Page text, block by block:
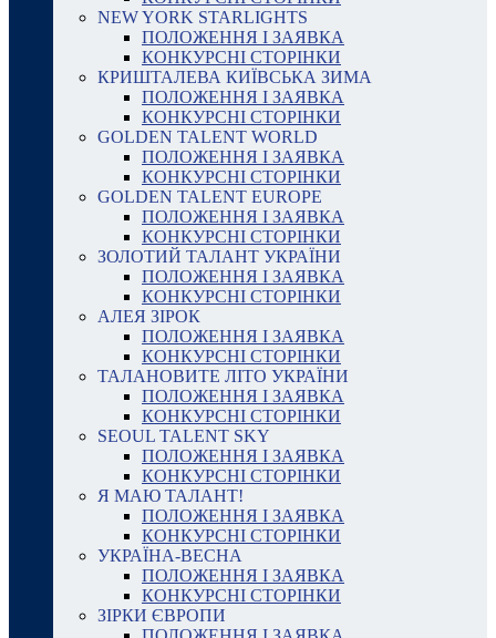
NEW YORK STARLIGHTS
ПОЛОЖЕННЯ І ЗАЯВКА
КОНКУРСНІ СТОРІНКИ
КРИШТАЛЕВА КИЇВСЬКА ЗИМА
ПОЛОЖЕННЯ І ЗАЯВКА
КОНКУРСНІ СТОРІНКИ
GOLDEN TALENT WORLD
ПОЛОЖЕННЯ І ЗАЯВКА
КОНКУРСНІ СТОРІНКИ
GOLDEN TALENT EUROPE
ПОЛОЖЕННЯ І ЗАЯВКА
КОНКУРСНІ СТОРІНКИ
ЗОЛОТИЙ ТАЛАНТ УКРАЇНИ
ПОЛОЖЕННЯ І ЗАЯВКА
КОНКУРСНІ СТОРІНКИ
АЛЕЯ ЗІРОК
ПОЛОЖЕННЯ І ЗАЯВКА
КОНКУРСНІ СТОРІНКИ
ТАЛАНОВИТЕ ЛІТО УКРАЇНИ
ПОЛОЖЕННЯ І ЗАЯВКА
КОНКУРСНІ СТОРІНКИ
SEOUL TALENT SKY
ПОЛОЖЕННЯ І ЗАЯВКА
КОНКУРСНІ СТОРІНКИ
Я МАЮ ТАЛАНТ!
ПОЛОЖЕННЯ І ЗАЯВКА
КОНКУРСНІ СТОРІНКИ
УКРАЇНА-ВЕСНА
ПОЛОЖЕННЯ І ЗАЯВКА
КОНКУРСНІ СТОРІНКИ
ЗІРКИ ЄВРОПИ